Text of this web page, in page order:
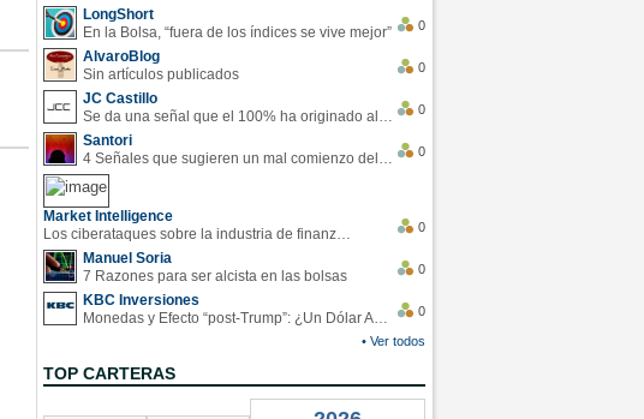
LongShort
En la Bolsa, “fuera de los índices se vive mejor”
0
AlvaroBlog
Sin artículos publicados
0
JC Castillo
Se da una señal que el 100% ha originado alzas en las bolsas
0
Santori
4 Señales que sugieren un mal comienzo del 3T de la economía EEUU
0
Market Intelligence
Los ciberataques sobre la industria de finanzas se han duplicado este año
0
Manuel Soria
7 Razones para ser alcista en las bolsas
0
KBC Inversiones
Monedas y Efecto “post-Trump”: ¿Un Dólar Americano operando en rangos?
0
• Ver todos
TOP CARTERAS